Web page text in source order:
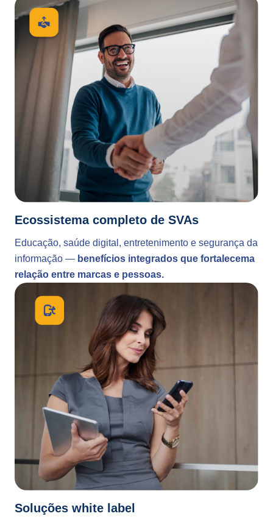
Ecossistema completo de SVAs
Educação, saúde digital, entretenimento e segurança da
informação — benefícios integrados que fortalecema
relação entre marcas e pessoas.
Soluções white label